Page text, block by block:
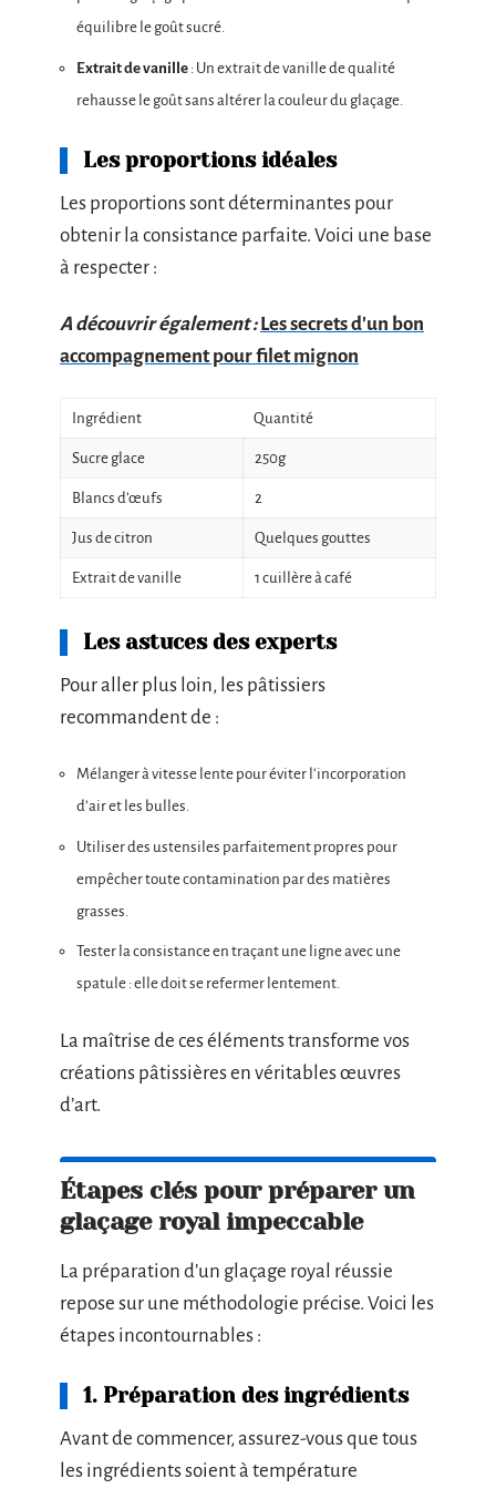
équilibre le goût sucré.
Extrait de vanille : Un extrait de vanille de qualité
rehausse le goût sans altérer la couleur du glaçage.
Les proportions idéales
Les proportions sont déterminantes pour
obtenir la consistance parfaite. Voici une base
à respecter :
A découvrir également : Les secrets d'un bon
accompagnement pour filet mignon
Ingrédient Quantité
Sucre glace 250g
Blancs d’œufs 2
Jus de citron Quelques gouttes
Extrait de vanille 1 cuillère à café
Les astuces des experts
Pour aller plus loin, les pâtissiers
recommandent de :
Mélanger à vitesse lente pour éviter l’incorporation
d’air et les bulles.
Utiliser des ustensiles parfaitement propres pour
empêcher toute contamination par des matières
grasses.
Tester la consistance en traçant une ligne avec une
spatule : elle doit se refermer lentement.
La maîtrise de ces éléments transforme vos
créations pâtissières en véritables œuvres
d’art.
Étapes clés pour préparer un
glaçage royal impeccable
La préparation d’un glaçage royal réussie
repose sur une méthodologie précise. Voici les
étapes incontournables :
1. Préparation des ingrédients
Avant de commencer, assurez-vous que tous
les ingrédients soient à température